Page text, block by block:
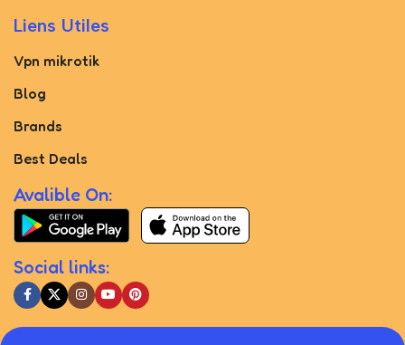
Liens Utiles
Vpn mikrotik
Blog
Brands
Best Deals
Avalible On:
Social links: